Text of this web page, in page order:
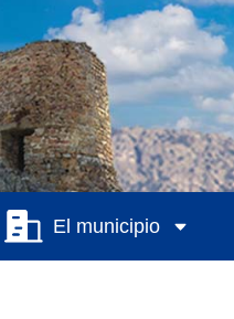
El municipio